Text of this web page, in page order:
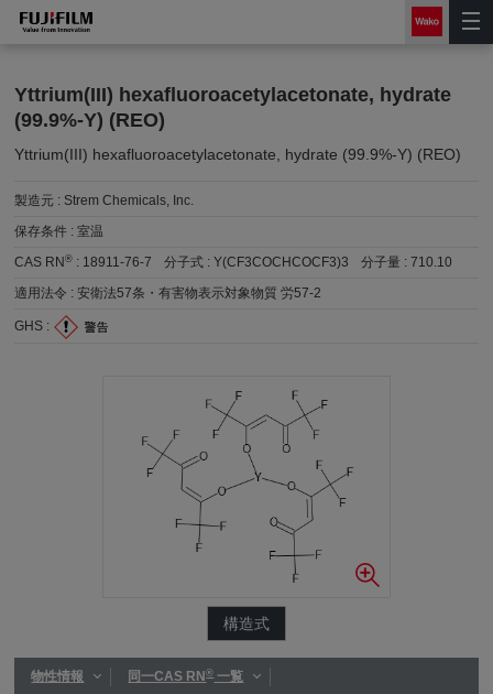
Yttrium(III) hexafluoroacetylacetonate, hydrate
(99.9%-Y) (REO)
Yttrium(III) hexafluoroacetylacetonate, hydrate (99.9%-Y) (REO)
製造元 : Strem Chemicals, Inc.
保存条件 :室温
CAS RN® : 18911-76-7 分子式 :Y(CF3COCHCOCF3)3 分子量 :710.10
適用法令 :安衛法57条・有害物表示対象物質 労57-2
GHS :
構造式
物性情報 同一CAS RN®一覧